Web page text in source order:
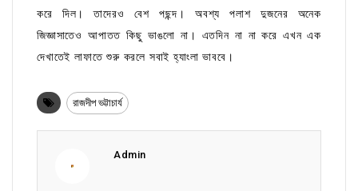
করে দিল। তাদেরও বেশ পছন্দ। অবশ্য পলাশ দুজনের অনেক
জিজ্ঞাসাতেও আপাতত কিছু ভাঙলো না। এতদিন না না করে এখন এক
দেখাতেই লাফাতে শুরু করলে সবাই হ্যাংলা ভাববে।
রাজদীপ ভট্টাচার্য
Admin